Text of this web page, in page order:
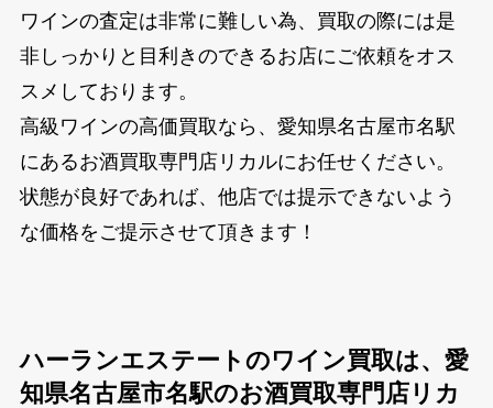
ワインの査定は非常に難しい為、買取の際には是
非しっかりと目利きのできるお店にご依頼をオス
スメしております。
高級ワインの高価買取なら、愛知県名古屋市名駅
にあるお酒買取専門店リカルにお任せください。
状態が良好であれば、他店では提示できないよう
な価格をご提示させて頂きます！
ハーランエステートのワイン買取は、愛
知県名古屋市名駅のお酒買取専門店リカ